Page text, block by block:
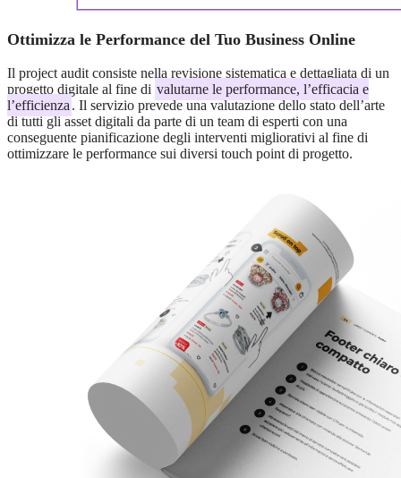
Ottimizza le Performance del Tuo Business Online
Il project audit consiste nella revisione sistematica e dettagliata di un
progetto digitale al fine di valutarne le performance, l’efficacia e
l’efficienza . Il servizio prevede una valutazione dello stato dell’arte
di tutti gli asset digitali da parte di un team di esperti con una
conseguente pianificazione degli interventi migliorativi al fine di
ottimizzare le performance sui diversi touch point di progetto.